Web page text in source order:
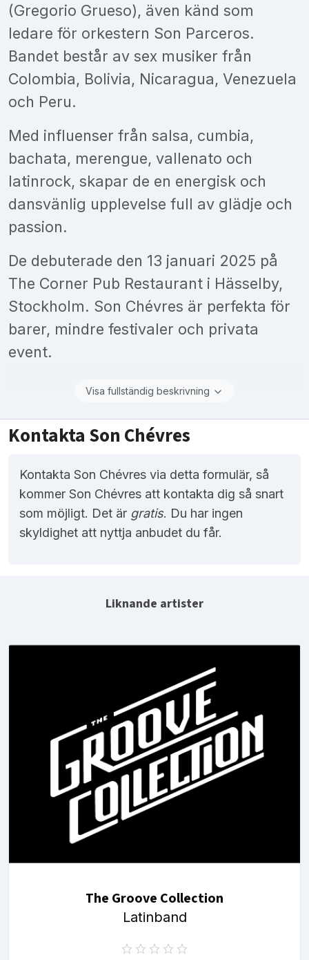
(Gregorio Grueso), även känd som
ledare för orkestern Son Parceros.
Bandet består av sex musiker från
Colombia, Bolivia, Nicaragua, Venezuela
och Peru.
Med influenser från salsa, cumbia,
bachata, merengue, vallenato och
latinrock, skapar de en energisk och
dansvänlig upplevelse full av glädje och
passion.
De debuterade den 13 januari 2025 på
The Corner Pub Restaurant i Hässelby,
Stockholm. Son Chévres är perfekta för
barer, mindre festivaler och privata
event.
Visa fullständig beskrivning
Kontakta Son Chévres
Kontakta Son Chévres via detta formulär, så
kommer Son Chévres att kontakta dig så snart
som möjligt. Det är gratis. Du har ingen
skyldighet att nyttja anbudet du får.
Liknande artister
The Groove Collection
Latinband